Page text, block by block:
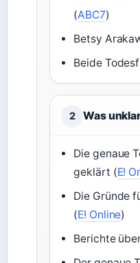
(ABC7)
Betsy
Beide
2 Was
Die genaue
geklärt (E!
Die Gründe
(E! Online)
Berichte